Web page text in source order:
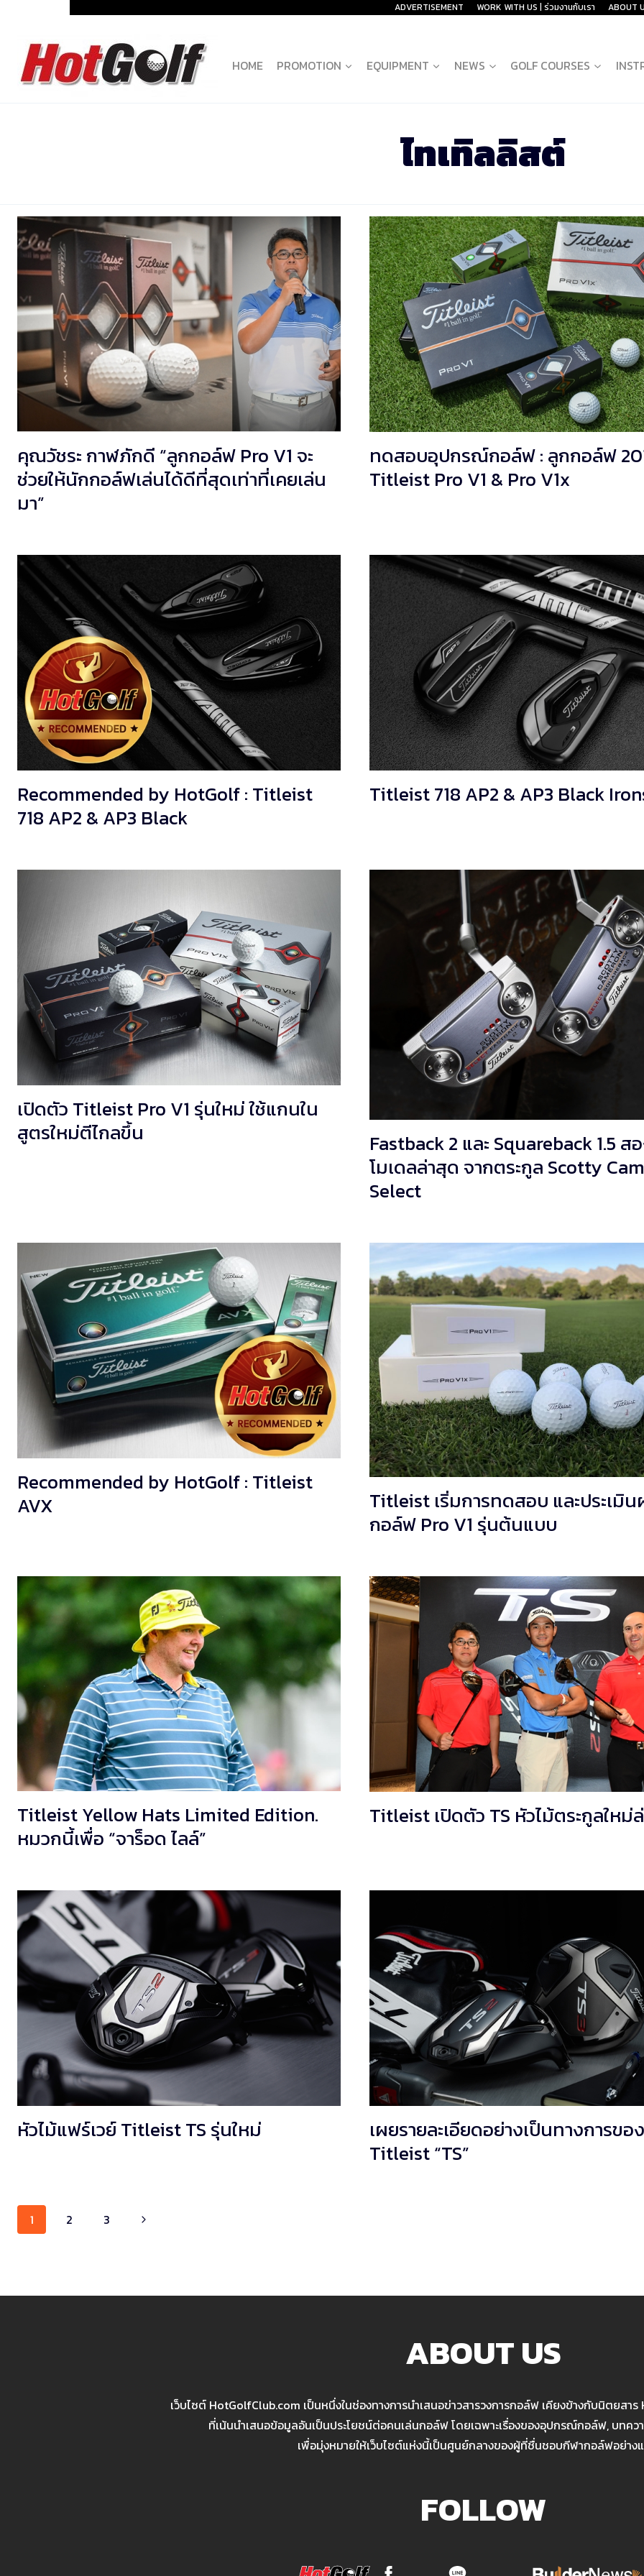
content
ADVERTISEMENT WORK WITH US | ร่วมงานกับเรา ABOUT
HOME PROMOTION EQUIPMENT NEWS GOLF COURSES
ไทเทิลลิสต์
คุณวัชระ กาฬภักดี “ลูกกอล์ฟ Pro V1 จะ
ช่วยให้นักกอล์ฟเล่นได้ดีที่สุดเท่าที่เคยเล่น
มา”
ทดสอบอุปกรณ์กอล์ฟ : ลูกกอล์ฟ
Titleist Pro V1 & Pro V1x
Recommended by HotGolf : Titleist
718 AP2 & AP3 Black
Titleist 718 AP2 & AP3 Black
เปิดตัว Titleist Pro V1 รุ่นใหม่ ใช้แกนใน
สูตรใหม่ตีไกลขึ้น
Fastback 2 และ Squareback 1.5 ส
โมเดลล่าสุด จากตระกูล Scotty
Select
Recommended by HotGolf : Titleist
AVX
Titleist เริ่มการทดสอบ และประเมิ
กอล์ฟ Pro V1 รุ่นต้นแบบ
Titleist Yellow Hats Limited Edition.
หมวกนี้เพื่อ “จาร็อด ไลล์”
Titleist เปิดตัว TS หัวไม้ตระกูลใหม่
หัวไม้แฟร์เวย์ Titleist TS รุ่นใหม่
เผยรายละเอียดอย่างเป็นทางการขอ
Titleist “TS”
Page
1 2 3
ABOUT US
เว็บไซต์ HotGolfClub.com เป็นหนึ่งในช่องทางการนำเสนอข่าวสารวงการกอล์ฟ เคียงข้างกับนิตยส
ที่เน้นนำเสนอข้อมูลอันเป็นประโยชน์ต่อคนเล่นกอล์ฟ โดยเฉพาะเรื่องของอุปกรณ์กอล์ฟ, บทคว
เพื่อมุ่งหมายให้เว็บไซต์แห่งนี้เป็นศูนย์กลางของผู้ที่ชื่นชอบกีฬากอล์ฟอย่าง
FOLLOW